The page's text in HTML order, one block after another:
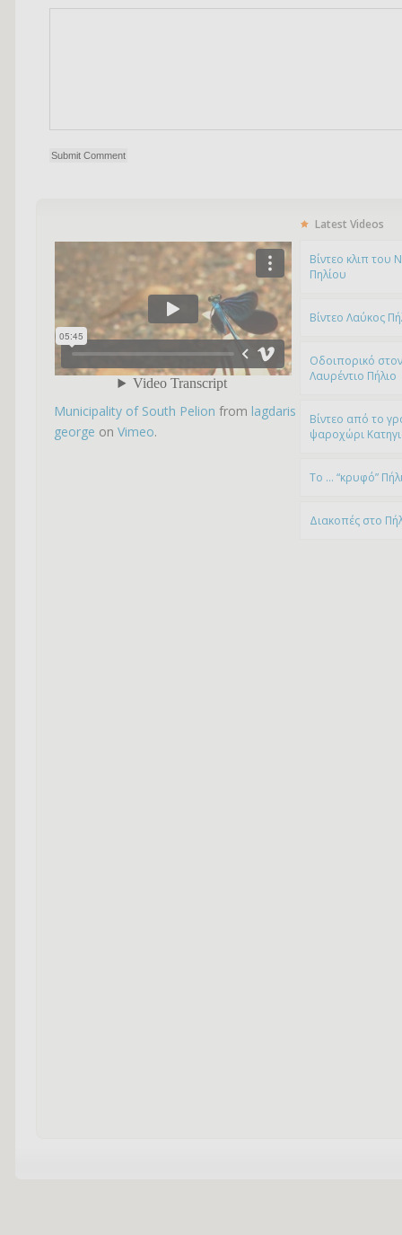
Municipality of South Pelion from lagdaris
george on Vimeo.
Latest Videos
Bίντεο κλιπ του
Πηλίου
Βίντεο Λαύκος
Οδοιπορικό
Λαυρέντιο Πήλιο
Βίντεο από το
ψαροχώρι
To … “κρυφό”
Διακοπές στο